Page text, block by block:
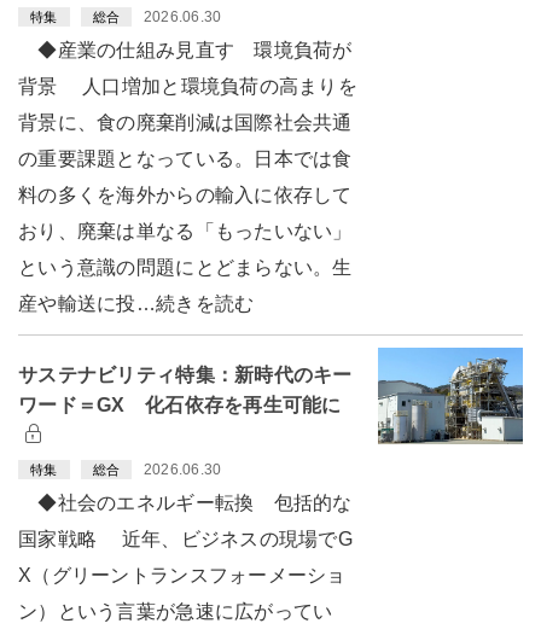
特集 総合 2026.06.30
◆産業の仕組み見直す 環境負荷が
背景 人口増加と環境負荷の高まりを
背景に、食の廃棄削減は国際社会共通
の重要課題となっている。日本では食
料の多くを海外からの輸入に依存して
おり、廃棄は単なる「もったいない」
という意識の問題にとどまらない。生
産や輸送に投…続きを読む
サステナビリティ特集：新時代のキー
ワード＝GX 化石依存を再生可能に
特集 総合 2026.06.30
◆社会のエネルギー転換 包括的な
国家戦略 近年、ビジネスの現場でG
X（グリーントランスフォーメーショ
ン）という言葉が急速に広がってい